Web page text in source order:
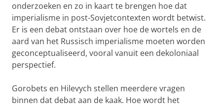
onderzoeken en zo in kaart te brengen hoe dat
imperialisme in post-Sovjetcontexten wordt betwist.
Er is een debat ontstaan over hoe de wortels en de
aard van het Russisch imperialisme moeten worden
geconceptualiseerd, vooral vanuit een dekoloniaal
perspectief.
Gorobets en Hilevych stellen meerdere vragen
binnen dat debat aan de kaak. Hoe wordt het